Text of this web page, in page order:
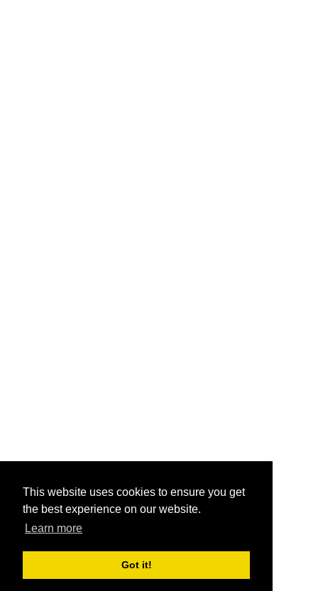
This website uses cookies to ensure you get
the best experience on our website.
Learn more
Got it!